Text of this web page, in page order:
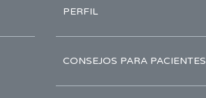
PERFIL
CONSEJOS PARA PACIENTES